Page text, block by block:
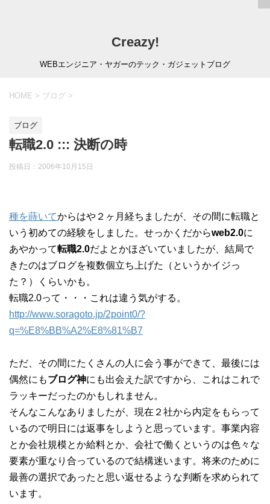
Creazy!
WEBエンジニア・ヤガーのテック・ガジェットブログ
HOME > ブログ >
ブログ
転職2.0 ::: 決断の時
投稿日： 2006年10月15日
種を蒔いてからはや２ヶ月経ちましたが、その間に転職と
いう初めての経験をしました。せっかくだからweb2.0に
あやかって転職2.0だよとかほざいていましたが、結局で
きたのはブログを複数個立ち上げた（というかイジっ
た？）くらいかも。
転職2.0って・・・これは違う気がする。
http://www.soragoto.jp/2point0/?
q=%E8%BB%A2%E8%81%B7
ただ、その間にたくさんの人に会う事ができて、最後には
偶然にもブログ神にも出会えた訳ですから、これはこれで
ラッキーだったのかもしれません。
そんなこんなありましたが、現在２社から内定をもらって
いるので明日には返事をしようと思っています。事業内容
とか会社規模とか給料とか、会社で働くというのは色々な
要素が重なり合っているので結構迷います。将来のために
最善の選択であったと思い返せるような判断を求められて
います。